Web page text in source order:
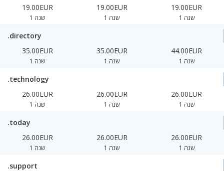
19.00EUR
1 שנה
19.00EUR
1 שנה
19.00EUR
1 שנה
.directory
35.00EUR
1 שנה
35.00EUR
1 שנה
44.00EUR
1 שנה
.technology
26.00EUR
1 שנה
26.00EUR
1 שנה
26.00EUR
1 שנה
.today
26.00EUR
1 שנה
26.00EUR
1 שנה
26.00EUR
1 שנה
.support